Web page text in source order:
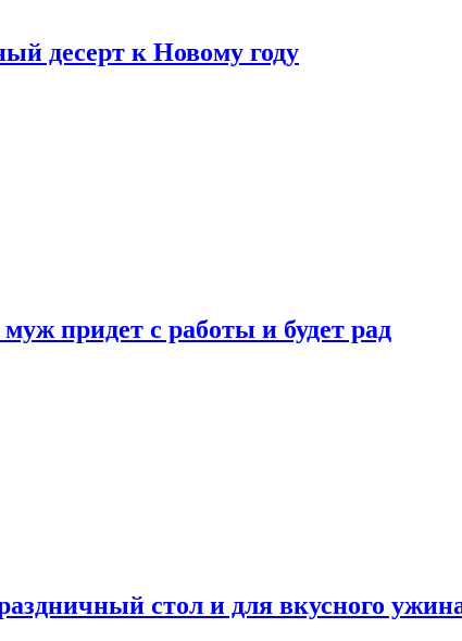
десерт к Новому году
придет с работы и будет рад
стол и для вкусного